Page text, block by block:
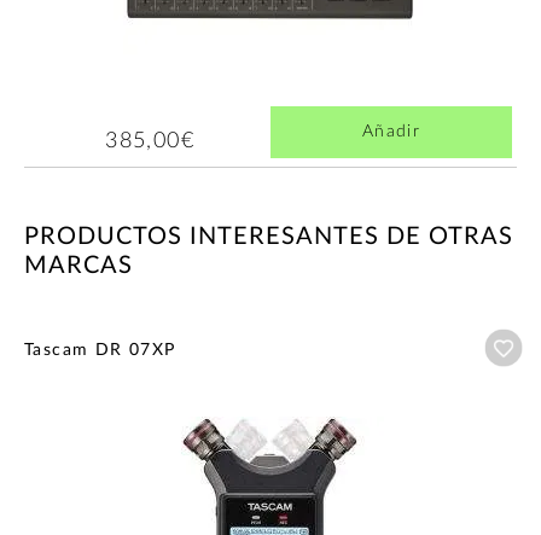
385,00€ Añadir
PRODUCTOS INTERESANTES DE OTRAS
MARCAS
Tascam DR 07XP